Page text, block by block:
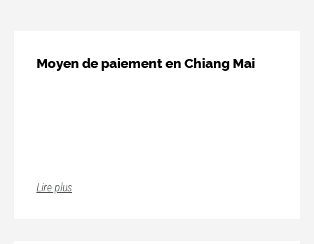
Moyen de paiement en Chiang Mai
Lire plus